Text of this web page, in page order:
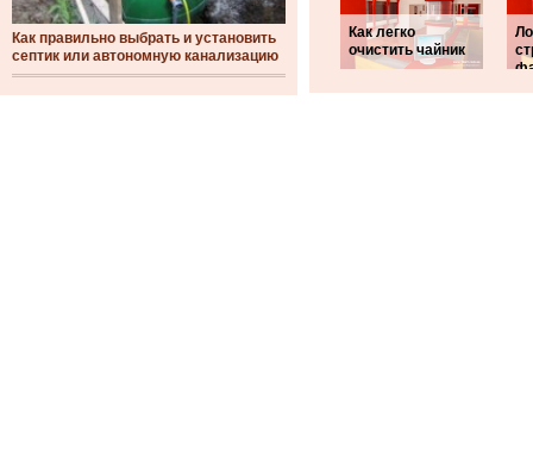
Как правильно выбрать и установить
септик или автономную канализацию
Как легко
очистить чайник